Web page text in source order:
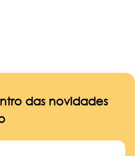
das novidades